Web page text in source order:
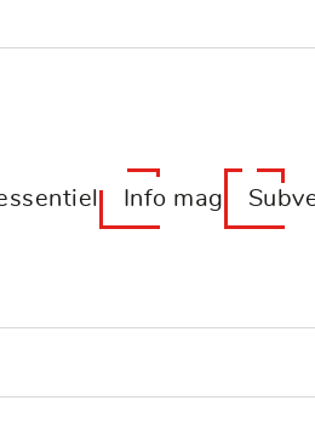
Info mag